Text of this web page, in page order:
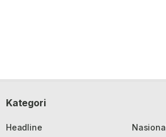
Kategori
Headline
Nasional